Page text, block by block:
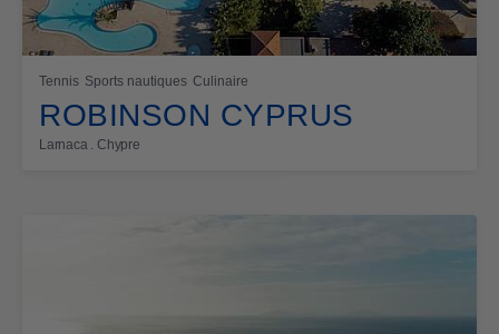
Tennis Sports nautiques Culinaire
ROBINSON CYPRUS
Larnaca . Chypre